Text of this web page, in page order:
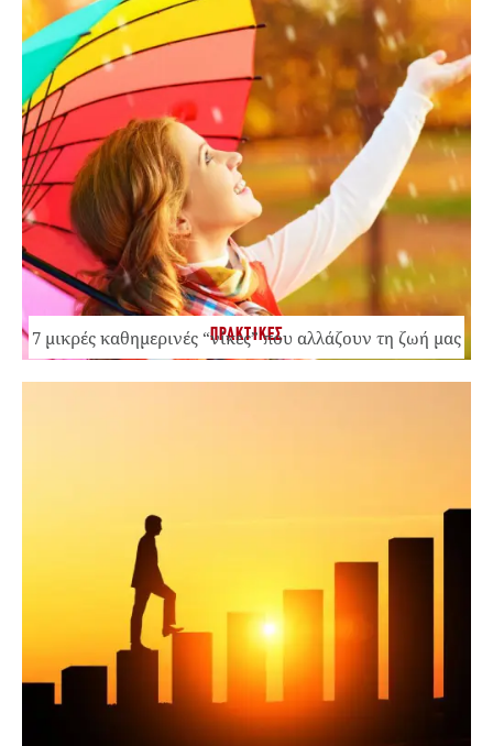
ΠΡΑΚΤΙΚΕΣ
7 μικρές καθημερινές “νίκες” που αλλάζουν τη ζωή μας